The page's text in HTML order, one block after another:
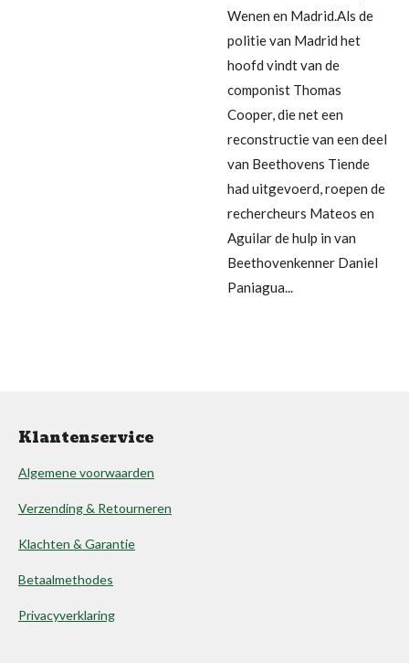
Wenen en Madrid.Als de
politie van Madrid het
hoofd vindt van de
componist Thomas
Cooper, die net een
reconstructie van een deel
van Beethovens Tiende
had uitgevoerd, roepen de
rechercheurs Mateos en
Aguilar de hulp in van
Beethovenkenner Daniel
Paniagua...
Klantenservice
Algemene voorwaarden
Verzending & Retourneren
Klachten & Garantie
Betaalmethodes
Privacyverklaring